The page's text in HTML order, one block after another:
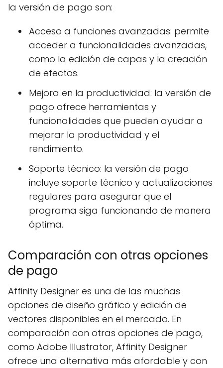
la versión de pago son:
Acceso a funciones avanzadas: permite
acceder a funcionalidades avanzadas,
como la edición de capas y la creación
de efectos.
Mejora en la productividad: la versión de
pago ofrece herramientas y
funcionalidades que pueden ayudar a
mejorar la productividad y el
rendimiento.
Soporte técnico: la versión de pago
incluye soporte técnico y actualizaciones
regulares para asegurar que el
programa siga funcionando de manera
óptima.
Comparación con otras opciones
de pago
Affinity Designer es una de las muchas
opciones de diseño gráfico y edición de
vectores disponibles en el mercado. En
comparación con otras opciones de pago,
como Adobe Illustrator, Affinity Designer
ofrece una alternativa más afordable y con